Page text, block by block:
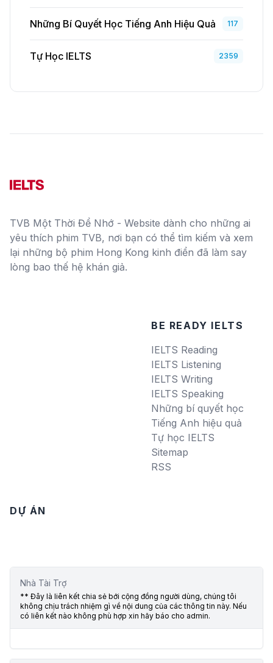
Những Bí Quyết Học Tiếng Anh Hiệu Quả 117
Tự Học IELTS 2359
TVB Một Thời Để Nhớ - Website dành cho những ai
yêu thích phim TVB, nơi bạn có thể tìm kiếm và xem
lại những bộ phim Hong Kong kinh điển đã làm say
lòng bao thế hệ khán giả.
BE READY IELTS
IELTS Reading
IELTS Listening
IELTS Writing
IELTS Speaking
Những bí quyết học
Tiếng Anh hiệu quả
Tự học IELTS
Sitemap
RSS
DỰ ÁN
Nhà Tài Trợ
** Đây là liên kết chia sẻ bới cộng đồng người dùng, chúng tôi
không chịu trách nhiệm gì về nội dung của các thông tin này. Nếu
có liên kết nào không phù hợp xin hãy báo cho admin.